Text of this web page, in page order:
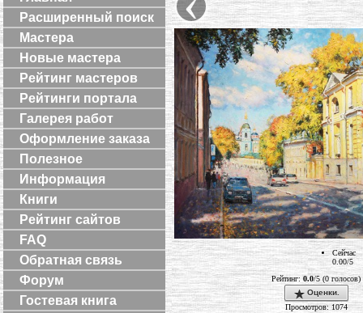
Расширенный поиск
Мастера
Новые мастера
Рейтинг мастеров
Рейтинги портала
Галерея работ
Оформление заказа
Полезное
Информация
Книги
Рейтинг сайтов
FAQ
Обратная связь
Форум
Гостевая книга
Сейчас
0.00/5
Рейтинг: 0.0/5 (0 голосов)
Оценки.
Просмотров: 1074